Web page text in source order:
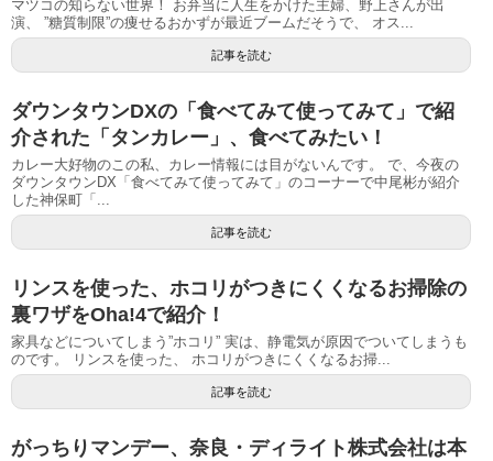
マツコの知らない世界！ お弁当に人生をかけた主婦、野上さんが出
演、 ”糖質制限”の痩せるおかずが最近ブームだそうで、 オス...
記事を読む
ダウンタウンDXの「食べてみて使ってみて」で紹
介された「タンカレー」、食べてみたい！
カレー大好物のこの私、カレー情報には目がないんです。 で、今夜の
ダウンタウンDX「食べてみて使ってみて」のコーナーで中尾彬が紹介
した神保町「...
記事を読む
リンスを使った、ホコリがつきにくくなるお掃除の
裏ワザをOha!4で紹介！
家具などについてしまう”ホコリ” 実は、静電気が原因でついてしまうも
のです。 リンスを使った、 ホコリがつきにくくなるお掃...
記事を読む
がっちりマンデー、奈良・ディライト株式会社は本